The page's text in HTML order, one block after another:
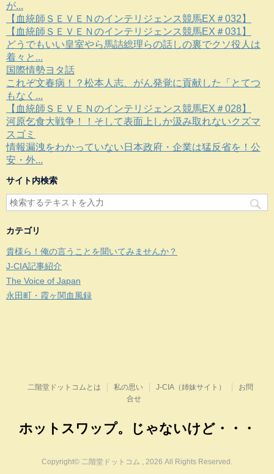
が...
【血統師ＳＥＶＥＮのインテリジェンス競馬EX＃032】
【血統師ＳＥＶＥＮのインテリジェンス競馬EX＃031】
どうでもいい皇室やら馬詰総理らの話しの裏でクソ役人は
着々と...
国際情勢ヨタ話
これぞ文春病！？松本人志、がん発覚に貢献した「とてつ
もなく...
【血統師ＳＥＶＥＮのインテリジェンス競馬EX＃028】
河原乞食大戦争！！そして表面上しか汲み取れないクズマ
スゴミ
情報漏洩をわかっていない日本政府・企業は猛反省を！公
安・外...
サイト内検索
カテゴリ
貴様ら！俺の言うことを聞いてみませんか？
J-CIA記事紹介
The Voice of Japan
永田町・霞ヶ関血風録